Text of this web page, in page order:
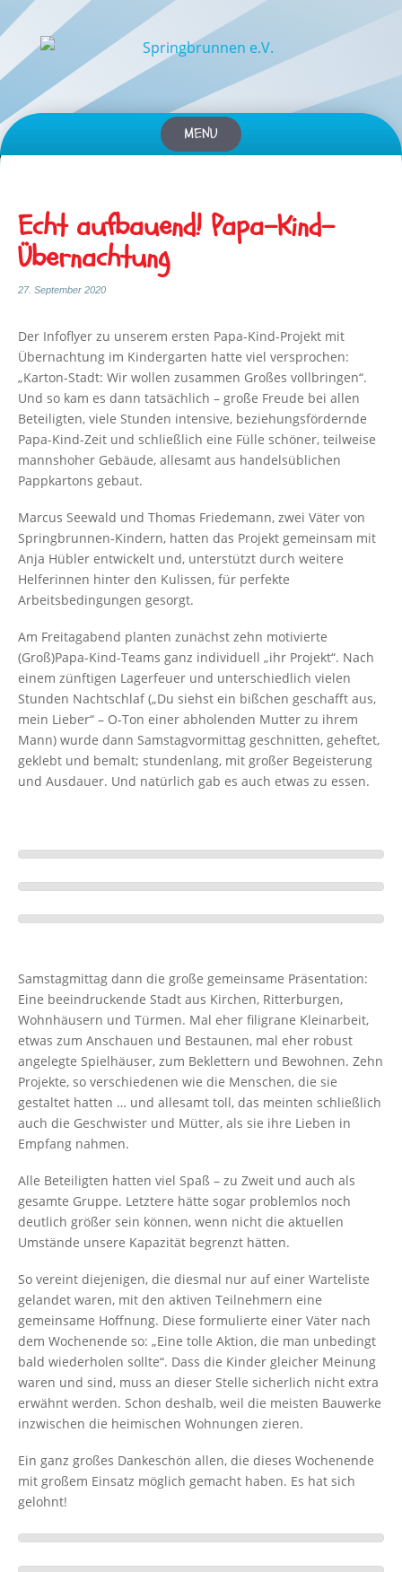
MENU
Skip
Echt aufbauend! Papa-Kind-
Übernachtung
27. September 2020
Der Infoflyer zu unserem ersten Papa-Kind-Projekt mit
Übernachtung im Kindergarten hatte viel versprochen:
„Karton-Stadt: Wir wollen zusammen Großes vollbringen“.
Und so kam es dann tatsächlich – große Freude bei allen
Beteiligten, viele Stunden intensive, beziehungsfördernde
Papa-Kind-Zeit und schließlich eine Fülle schöner, teilweise
mannshoher Gebäude, allesamt aus handelsüblichen
Pappkartons gebaut.
Marcus Seewald und Thomas Friedemann, zwei Väter von
Springbrunnen-Kindern, hatten das Projekt gemeinsam mit
Anja Hübler entwickelt und, unterstützt durch weitere
Helferinnen hinter den Kulissen, für perfekte
Arbeitsbedingungen gesorgt.
Am Freitagabend planten zunächst zehn motivierte
(Groß)Papa-Kind-Teams ganz individuell „ihr Projekt“. Nach
einem zünftigen Lagerfeuer und unterschiedlich vielen
Stunden Nachtschlaf („Du siehst ein bißchen geschafft aus,
mein Lieber“ – O-Ton einer abholenden Mutter zu ihrem
Mann) wurde dann Samstagvormittag geschnitten, geheftet,
geklebt und bemalt; stundenlang, mit großer Begeisterung
und Ausdauer. Und natürlich gab es auch etwas zu essen.
Samstagmittag dann die große gemeinsame Präsentation:
Eine beeindruckende Stadt aus Kirchen, Ritterburgen,
Wohnhäusern und Türmen. Mal eher filigrane Kleinarbeit,
etwas zum Anschauen und Bestaunen, mal eher robust
angelegte Spielhäuser, zum Beklettern und Bewohnen. Zehn
Projekte, so verschiedenen wie die Menschen, die sie
gestaltet hatten … und allesamt toll, das meinten schließlich
auch die Geschwister und Mütter, als sie ihre Lieben in
Empfang nahmen.
Alle Beteiligten hatten viel Spaß – zu Zweit und auch als
gesamte Gruppe. Letztere hätte sogar problemlos noch
deutlich größer sein können, wenn nicht die aktuellen
Umstände unsere Kapazität begrenzt hätten.
So vereint diejenigen, die diesmal nur auf einer Warteliste
gelandet waren, mit den aktiven Teilnehmern eine
gemeinsame Hoffnung. Diese formulierte einer Väter nach
dem Wochenende so: „Eine tolle Aktion, die man unbedingt
bald wiederholen sollte“. Dass die Kinder gleicher Meinung
waren und sind, muss an dieser Stelle sicherlich nicht extra
erwähnt werden. Schon deshalb, weil die meisten Bauwerke
inzwischen die heimischen Wohnungen zieren.
Ein ganz großes Dankeschön allen, die dieses Wochenende
mit großem Einsatz möglich gemacht haben. Es hat sich
gelohnt!